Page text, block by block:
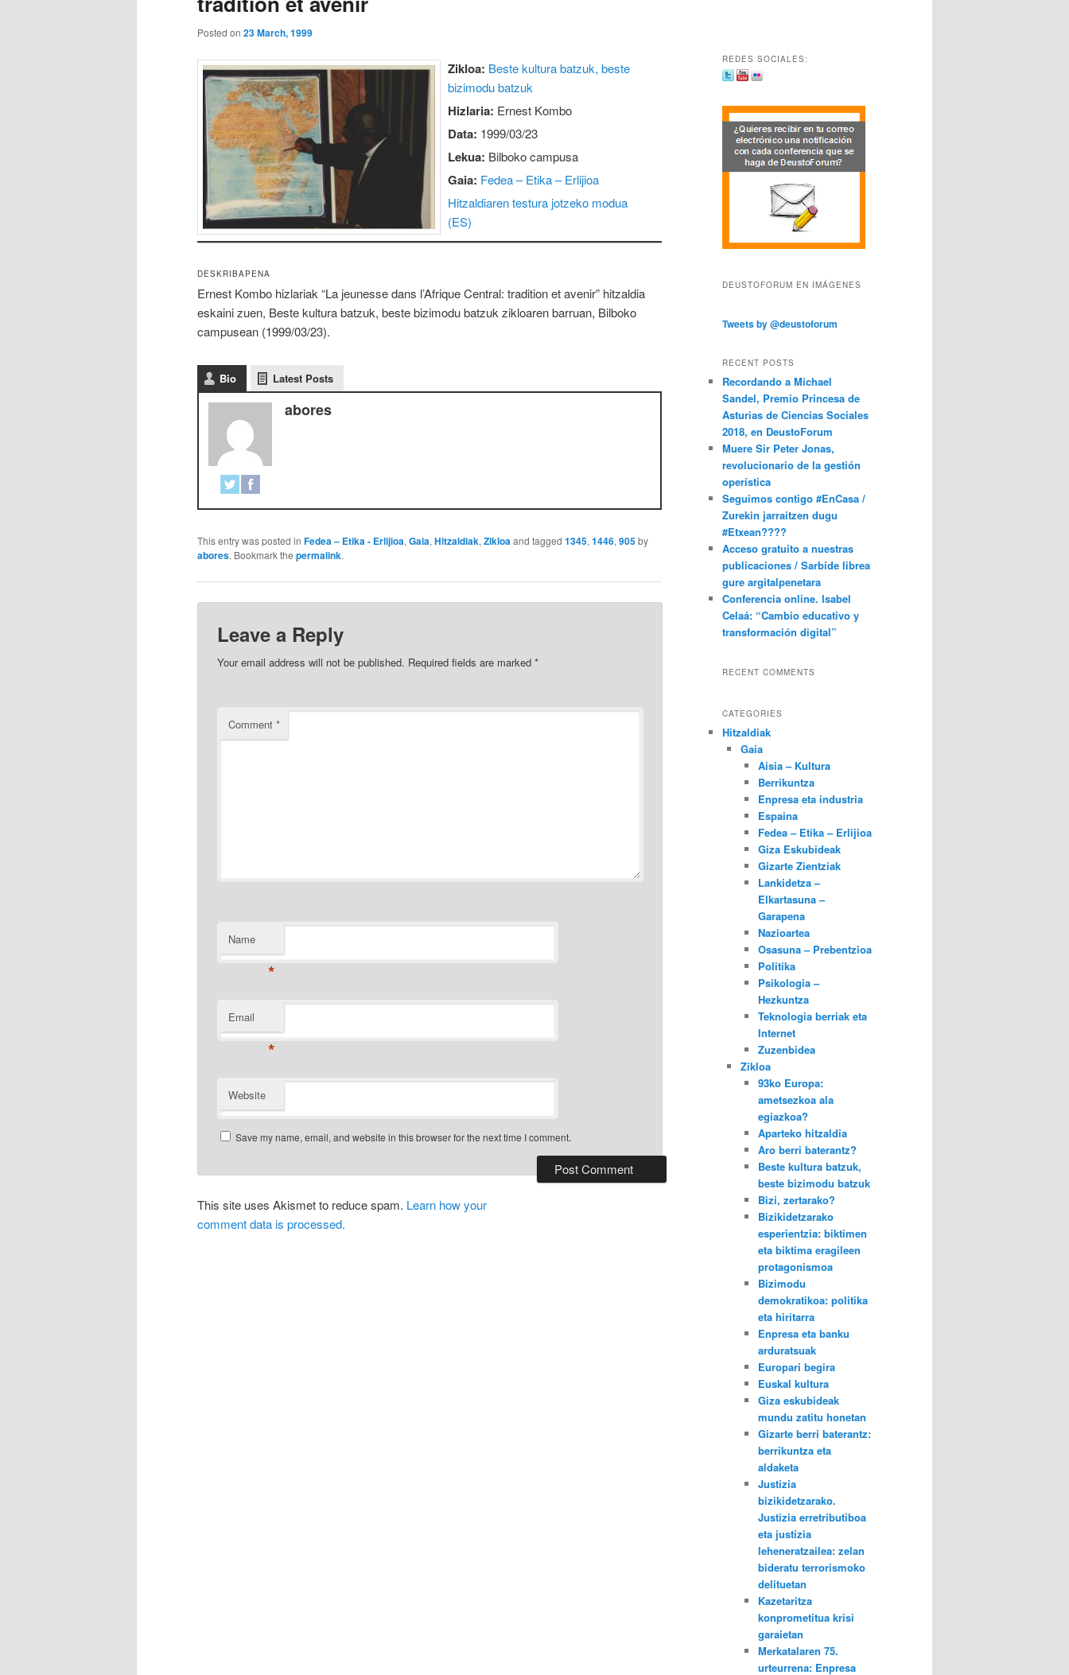
Posted on 23 March, 1999
Zikloa: Beste kultura batzuk, beste
bizimodu batzuk
Hizlaria: Ernest Kombo
Data: 1999/03/23
Lekua: Bilboko campusa
Gaia: Fedea – Etika – Erlijioa
Hitzaldiaren testura jotzeko modua
(ES)
DESKRIBAPENA
Ernest Kombo hizlariak “La jeunesse dans l’Afrique Central: tradition et avenir” hitzaldia
eskaini zuen, Beste kultura batzuk, beste bizimodu batzuk zikloaren barruan, Bilboko
campusean (1999/03/23).
Bio Latest Posts
abores
This entry was posted in Fedea – Etika - Erlijioa, Gaia, Hitzaldiak, Zikloaand tagged 1345, 1446, 905by
abores. Bookmark the permalink.
Leave a Reply
Your email address will not be published. Required fields are marked*
Comment*
Name
*
Email
*
Website
Save my name, email, and website in this browser for the next time I comment.
This site uses Akismet to reduce spam. Learn how your
comment data is processed.
REDES SOCIALES:
DEUSTOFORUM EN IMÁGENES
Tweets by @deustoforum
RECENT POSTS
Recordando a Michael
Sandel, Premio Princesa de
Asturias de Ciencias Sociales
2018, en DeustoForum
Muere Sir Peter Jonas,
revolucionario de la gestión
operística
Seguimos contigo #EnCasa /
Zurekin jarraitzen dugu
#Etxean????
Acceso gratuito a nuestras
publicaciones / Sarbide librea
gure argitalpenetara
Conferencia online. Isabel
Celaá: “Cambio educativo y
transformación digital”
RECENT COMMENTS
CATEGORIES
Hitzaldiak
Gaia
Aisia – Kultura
Berrikuntza
Enpresa eta industria
Espaina
Fedea – Etika – Erlijioa
Giza Eskubideak
Gizarte Zientziak
Lankidetza –
Elkartasuna –
Garapena
Nazioartea
Osasuna – Prebentzioa
Politika
Psikologia –
Hezkuntza
Teknologia berriak eta
Internet
Zuzenbidea
Zikloa
93ko Europa:
ametsezkoa ala
egiazkoa?
Aparteko hitzaldia
Aro berri baterantz?
Beste kultura batzuk,
beste bizimodu batzuk
Bizi, zertarako?
Bizikidetzarako
esperientzia: biktimen
eta biktima eragileen
protagonismoa
Bizimodu
demokratikoa: politika
eta hiritarra
Enpresa eta banku
arduratsuak
Europari begira
Euskal kultura
Giza eskubideak
mundu zatitu honetan
Gizarte berri baterantz:
berrikuntza eta
aldaketa
Justizia
bizikidetzarako.
Justizia erretributiboa
eta justizia
leheneratzailea: zelan
bideratu terrorismoko
delituetan
Kazetaritza
konprometitua krisi
garaietan
Merkatalaren 75.
urteurrena: Enpresa